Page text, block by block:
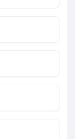
هل